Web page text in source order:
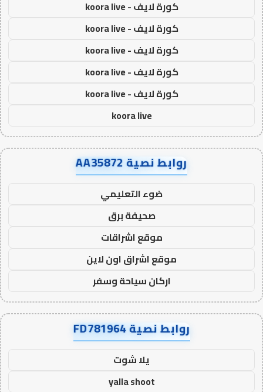
كورة لايف - koora live
كورة لايف - koora live
كورة لايف - koora live
كورة لايف - koora live
كورة لايف - koora live
koora live
روابط نصية AA35872
ضوء التعليمي
صحيفة برق
موقع اشراقات
موقع اشراق اون لاين
اركان سياحة وسفر
روابط نصية FD781964
يلا شوت
yalla shoot